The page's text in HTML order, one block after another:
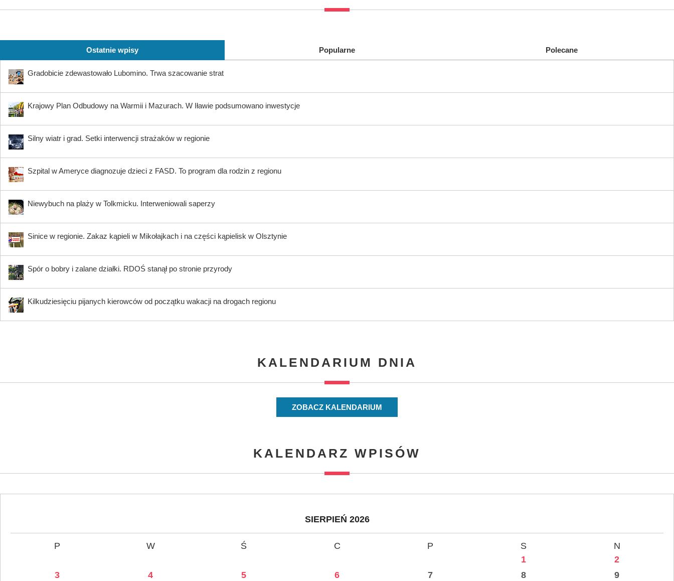
Ostatnie wpisy Popularne Polecane
Gradobicie zdewastowało Lubomino. Trwa szacowanie strat
Krajowy Plan Odbudowy na Warmii i Mazurach. W Iławie podsumowano inwestycje
Silny wiatr i grad. Setki interwencji strażaków w regionie
Szpital w Ameryce diagnozuje dzieci z FASD. To program dla rodzin z regionu
Niewybuch na plaży w Tolkmicku. Interweniowali saperzy
Sinice w regionie. Zakaz kąpieli w Mikołajkach i na części kąpielisk w Olsztynie
Spór o bobry i zalane działki. RDOŚ stanął po stronie przyrody
Kilkudziesięciu pijanych kierowców od początku wakacji na drogach regionu
KALENDARIUM DNIA
ZOBACZ KALENDARIUM
KALENDARZ WPISÓW
SIERPIEŃ 2026
P W Ś C P S
N
1
2
3
4 5 6 7 8
9